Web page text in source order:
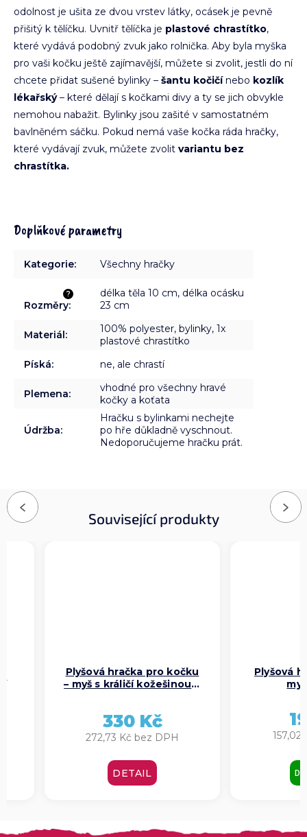
odolnost je ušita ze dvou vrstev látky, ocásek je pevně
přišitý k tělíčku. Uvnitř tělíčka je plastové chrastítko,
které vydává podobný zvuk jako rolnička. Aby byla myška
pro vaši kočku ještě zajímavější, můžete si zvolit, jestli do ní
chcete přidat sušené bylinky – šantu kočičínebo kozlík
lékařský– které dělají s kočkami divy a ty se jich obvykle
nemohou nabažit. Bylinky jsou zašité v samostatném
bavlněném sáčku. Pokud nemá vaše kočka ráda hračky,
které vydávají zvuk, můžete zvolit variantu bez
chrastítka.
Doplňkové parametry
Kategorie: Všechny hračky
?
Rozměry:
délka těla 10 cm, délka ocásku
23 cm
Materiál:
100% polyester, bylinky, 1x
plastové chrastítko
Píská: ne, ale chrastí
Plemena:
vhodné pro všechny hravé
kočky a koťata
Údržba:
Hračku s bylinkami nechejte
po hře důkladně vyschnout.
Nedoporučujeme hračku prát.
Související produkty
Previous
Plyšová hračka pro kočku
– myš s králičí kožešinou a
272,73 Kč bez DPH
330 Kč
DETAIL
Plyšová
157,02
Next